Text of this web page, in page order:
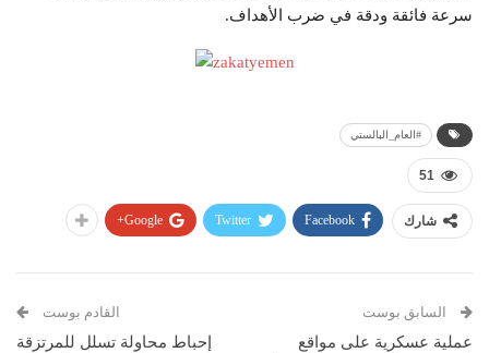
سرعة فائقة ودقة في ضرب الأهداف.
#العام_البالستي
51
شارك Facebook
Twitter
Google+
السابق بوست
عملية عسكرية على مواقع
القادم بوست
إحباط محاولة تسلل للمرتزقة